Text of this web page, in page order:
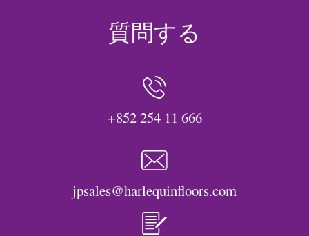
質問する
+852 254 11 666
jpsales@harlequinfloors.com